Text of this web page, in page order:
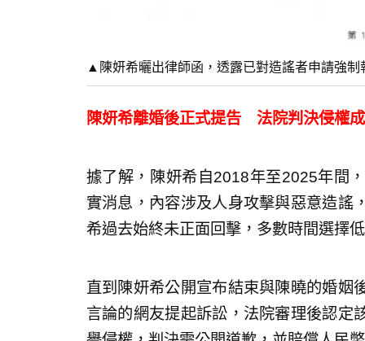
▲陳妍希曬出律師函，透露已對造謠者申請強
陳妍希離婚後正式提告 法院判決侵權
據了解，陳妍希自2018年至2025年間
實消息，內容涉及人身攻擊與惡意造謠
希過去始終未正面回擊，多數時間選擇
直到陳妍希公開宣布結束與陳曉的婚姻
言論的網友提起訴訟，法院審理後認定